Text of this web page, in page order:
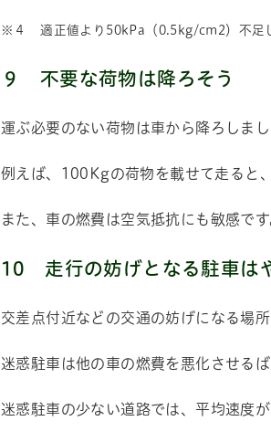
※４ 適正値より50kPa（0.5kg/cm2）不足
９ 不要な荷物は降ろそう
運ぶ必要のない荷物は車から降ろしま
例えば、100Kgの荷物を載せて走ると
また、車の燃費は空気抵抗にも敏感で
10 走行の妨げとなる駐車は
交差点付近などの交通の妨げになる場
迷惑駐車は他の車の燃費を悪化させる
迷惑駐車の少ない道路では、平均速度